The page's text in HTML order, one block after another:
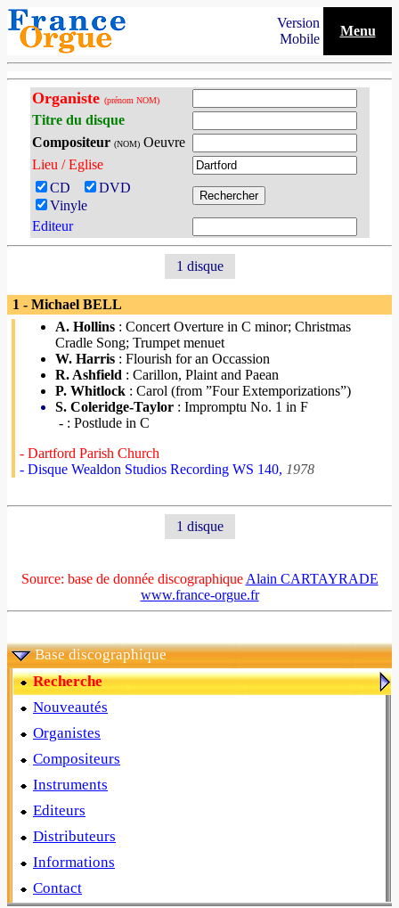
Version
Mobile
Menu
Organiste (prénom NOM)
Titre du disque
Compositeur (NOM)Oeuvre
Lieu / Eglise
CD
DVD
Vinyle
Editeur
1 disque
1 - Michael BELL
A. Hollins : Concert Overture in C minor; Christmas
Cradle Song; Trumpet menuet
W. Harris : Flourish for an Occassion
R. Ashfield : Carillon, Plaint and Paean
P. Whitlock : Carol (from ”Four Extemporizations”)
S. Coleridge-Taylor : Impromptu No. 1 in F
- : Postlude in C
- Dartford Parish Church
- Disque Wealdon Studios Recording WS 140, 1978
1 disque
Source: base de donnée discographique Alain CARTAYRADE
www.france-orgue.fr
Base discographique
Recherche
Nouveautés
Organistes
Compositeurs
Instruments
Editeurs
Distributeurs
Informations
Contact